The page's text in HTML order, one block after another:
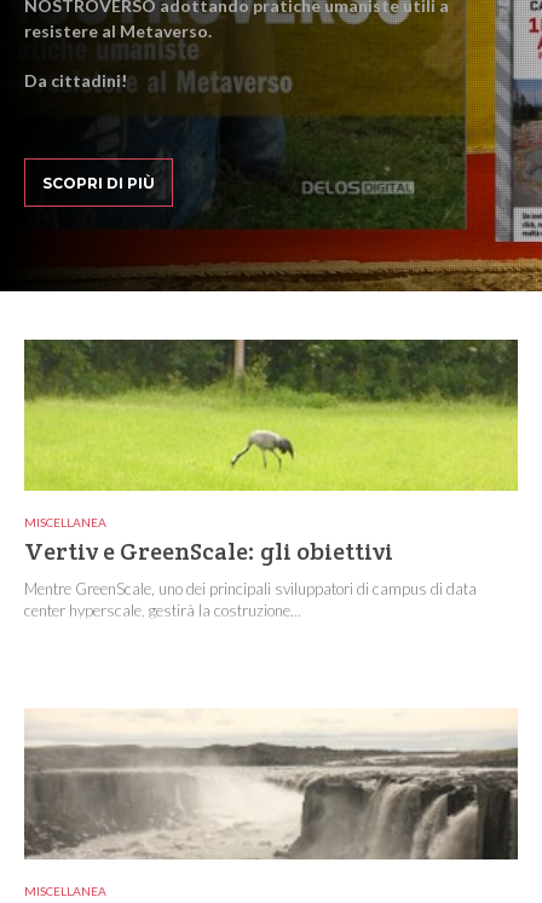
NOSTROVERSO adottando pratiche umaniste utili a
resistere al Metaverso.
Da cittadini!
SCOPRI DI PIÙ
MISCELLANEA
Vertiv e GreenScale: gli obiettivi
Mentre GreenScale, uno dei principali sviluppatori di campus di data
center hyperscale, gestirà la costruzione...
MISCELLANEA